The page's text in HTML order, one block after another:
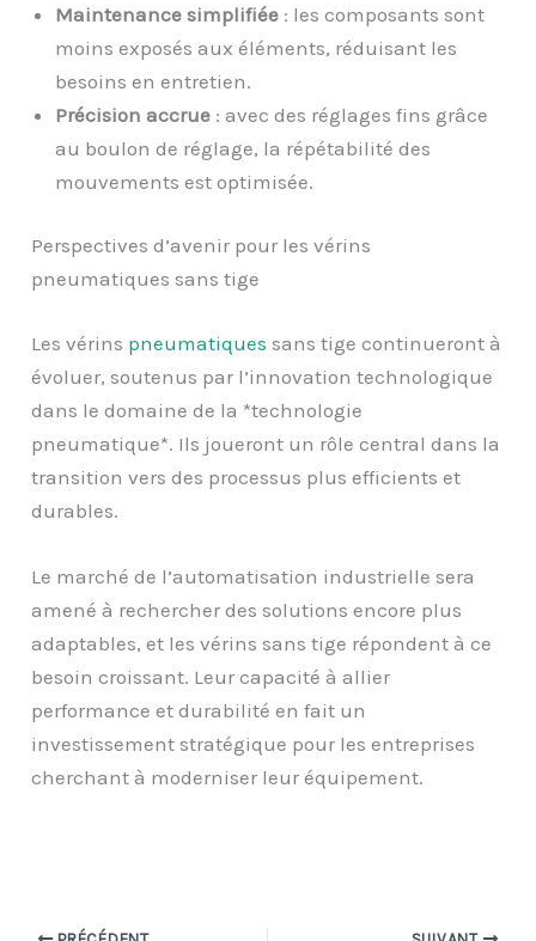
Maintenance simplifiée : les composants sont
moins exposés aux éléments, réduisant les
besoins en entretien.
Précision accrue : avec des réglages fins grâce
au boulon de réglage, la répétabilité des
mouvements est optimisée.
Perspectives d’avenir pour les vérins
pneumatiques sans tige
Les vérins pneumatiques sans tige continueront à
évoluer, soutenus par l’innovation technologique
dans le domaine de la *technologie
pneumatique*. Ils joueront un rôle central dans la
transition vers des processus plus efficients et
durables.
Le marché de l’automatisation industrielle sera
amené à rechercher des solutions encore plus
adaptables, et les vérins sans tige répondent à ce
besoin croissant. Leur capacité à allier
performance et durabilité en fait un
investissement stratégique pour les entreprises
cherchant à moderniser leur équipement.